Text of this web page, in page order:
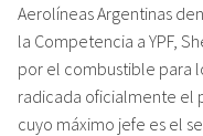
Aerolíneas Argentinas
la Competencia a YPF,
por el combustible para
radicada oficialmente el
cuyo máximo jefe es el